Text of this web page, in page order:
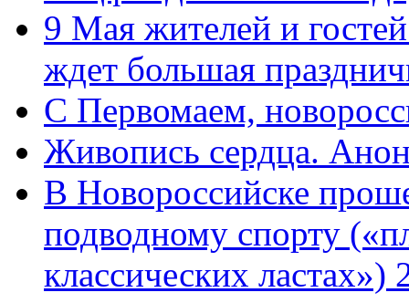
9 Мая жителей и
ждет большая
C Первомаем,
Живопись сердца.
В Новороссийске
подводному спорту
классических